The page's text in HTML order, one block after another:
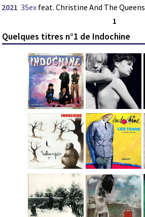
2021 3Sex feat. Christine And The Queens
1
Quelques titres n°1 de Indochine